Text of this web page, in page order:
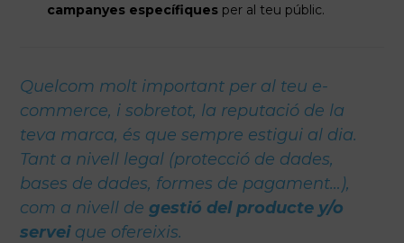
campanyes específiques per al teu públic.
Quelcom molt important per al teu e-
commerce, i sobretot, la reputació de la
teva marca, és que sempre estigui al dia.
Tant a nivell legal (protecció de dades,
bases de dades, formes de pagament…),
com a nivell de gestió del producte y/o
serveique ofereixis.